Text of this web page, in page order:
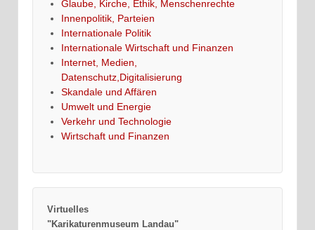
Glaube, Kirche, Ethik, Menschenrechte
Innenpolitik, Parteien
Internationale Politik
Internationale Wirtschaft und Finanzen
Internet, Medien,
Datenschutz,Digitalisierung
Skandale und Affären
Umwelt und Energie
Verkehr und Technologie
Wirtschaft und Finanzen
Virtuelles
"Karikaturenmuseum Landau"